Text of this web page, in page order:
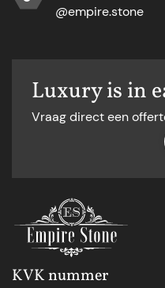
@empire.stone
Luxury is in
Vraag direct een
KVK nummer